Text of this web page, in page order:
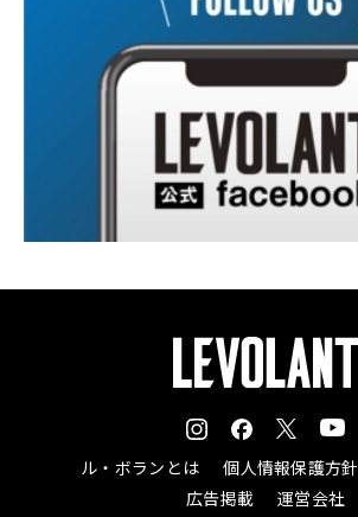
ル・ボランとは 個人情報保護方針
広告掲載
運営会社